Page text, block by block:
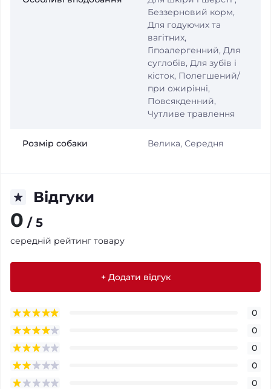
Беззерновий корм,
Для годуючих та
вагітних,
Гіпоалергенний, Для
суглобів, Для зубів і
кісток, Полегшений/
при ожирінні,
Повсякденний,
Чутливе травлення
Розмір собаки Велика, Середня
Відгуки
0 / 5
середній рейтинг товару
+ Додати відгук
0
0
0
0
0